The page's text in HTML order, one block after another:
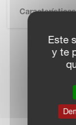
Este
y te